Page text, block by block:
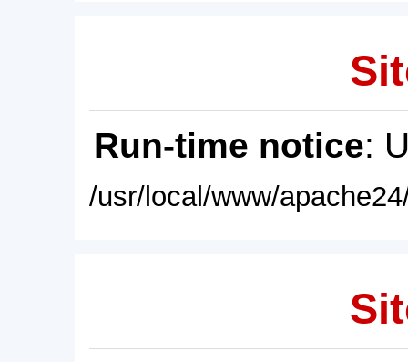
Run-time notice:
/usr/local/www/